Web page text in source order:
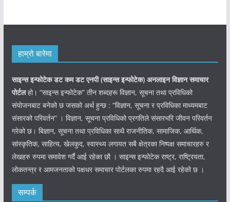
हाम्रो बारेमा
साइन्स इन्फोटेक डट कम डट एनपी (साइन्सइन्फोटेक) अनलाइन विज्ञान समाचार
पोर्टलहो। “साइन्स इन्फोटेक” तीन शब्दहरू विज्ञान, सूचना तथा प्रविधिको
संयोजनबाट बनेको छ जसको अर्थ हुन्छ : “विज्ञान, सूचना र प्रविधिका माध्यमबाट
संसारको परिवर्तन” । विज्ञान, सूचना प्रविधिको प्रगतिले संसारभरि जीवन परिवर्तन
गरेको छ। बिज्ञान, सूचना तथा प्रविधिका साथै राजनीतिक, सामाजिक, आर्थिक,
सांस्कृतिक, साहित्य, खेलकुद, स्वास्थ्य लगायत सबै क्षेत्रका निष्पक्ष समाचारहरु र
लेखहरु रुपमा समावेश गर्दै आई रहेका छौ । साइन्स इन्फोटेक राष्ट्र, राष्ट्रियता,
लोकतन्त्र र आमजनताको पक्षधर समाचार पोर्टलका रुपमा रहदै आई रहेको छ ।
सम्पर्क